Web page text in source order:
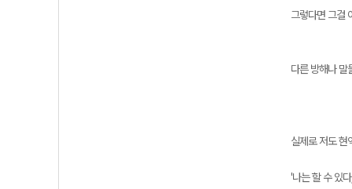
그렇다면 그걸
다른 방해나 말
실제로 저도 현
'나는 할 수 있